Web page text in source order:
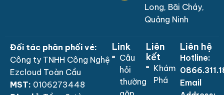
Long, Bãi Cháy,
Quảng Ninh
Đối tác phân phối vé:
Công ty TNHH Công Nghệ
Ezcloud Toàn Cầu
MST: 0106273448
Link
Câu
hỏi
thường
Liên
kết
Khám
Phá
Liên hệ
Hotline:
Email